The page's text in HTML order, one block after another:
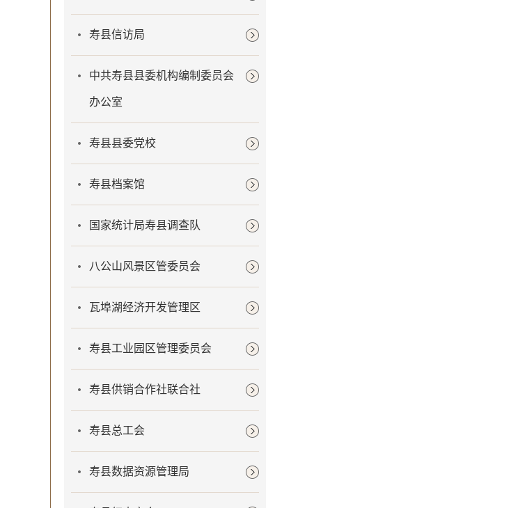
寿县信访局
中共寿县县委机构编制委员会
办公室
寿县县委党校
寿县档案馆
国家统计局寿县调查队
八公山风景区管委员会
瓦埠湖经济开发管理区
寿县工业园区管理委员会
寿县供销合作社联合社
寿县总工会
寿县数据资源管理局